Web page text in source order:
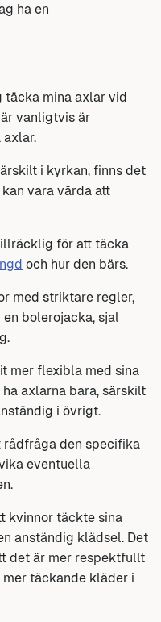
ha en
täcka mina axlar vid
är vanligtvis är
i kyrkan, finns det
vara värda att
för att täcka
och hur den bärs.
med striktare regler,
bolerojacka, sjal
mer flexibla med sina
axlarna bara, särskilt
i övrigt.
rådfråga den specifika
eventuella
kvinnor täckte sina
anständig klädsel. Det
det är mer respektfullt
täckande kläder i